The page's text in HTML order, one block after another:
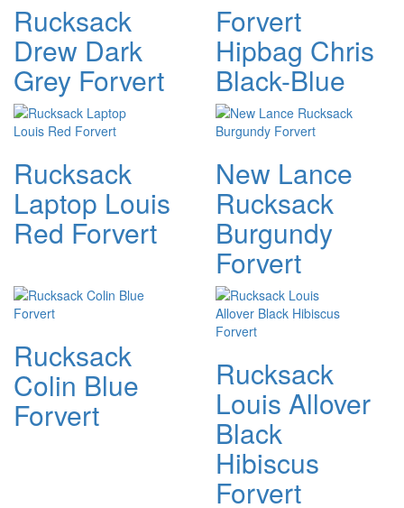
Rucksack
Drew Dark
Grey Forvert
Forvert
Hipbag Chris
Black-Blue
Rucksack
Laptop Louis
Red Forvert
New Lance
Rucksack
Burgundy
Forvert
Rucksack
Colin Blue
Forvert
Rucksack
Louis Allover
Black
Hibiscus
Forvert